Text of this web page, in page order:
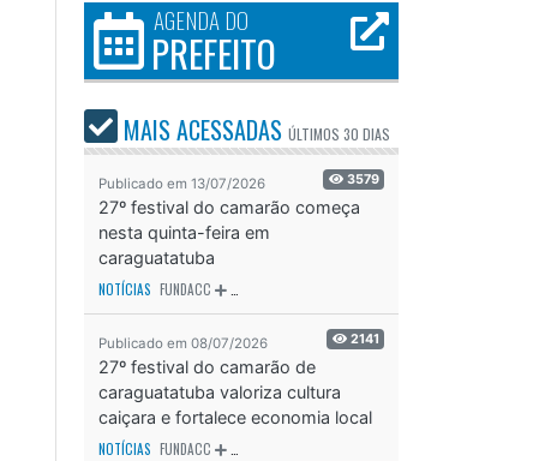
AGENDA DO
PREFEITO
MAIS ACESSADAS ÚLTIMOS 30 DIAS
Publicado em 13/07/2026 3579
27º festival do camarão começa
nesta quinta-feira em
caraguatatuba
NOTÍCIAS FUNDACC
Publicado em 08/07/2026 2141
27º festival do camarão de
caraguatatuba valoriza cultura
caiçara e fortalece economia local
NOTÍCIAS FUNDACC